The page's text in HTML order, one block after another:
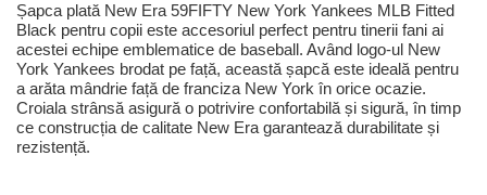
Șapca plată New Era 59FIFTY New York Yankees MLB Fitted
Black pentru copii este accesoriul perfect pentru tinerii fani ai
acestei echipe emblematice de baseball. Având logo-ul New
York Yankees brodat pe față, această șapcă este ideală pentru
a arăta mândrie față de franciza New York în orice ocazie.
Croiala strânsă asigură o potrivire confortabilă și sigură, în timp
ce construcția de calitate New Era garantează durabilitate și
rezistență.